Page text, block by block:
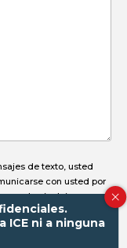
de texto, usted
con usted por
pueden incluir
importantes o
Su
ICE ni a ninguna